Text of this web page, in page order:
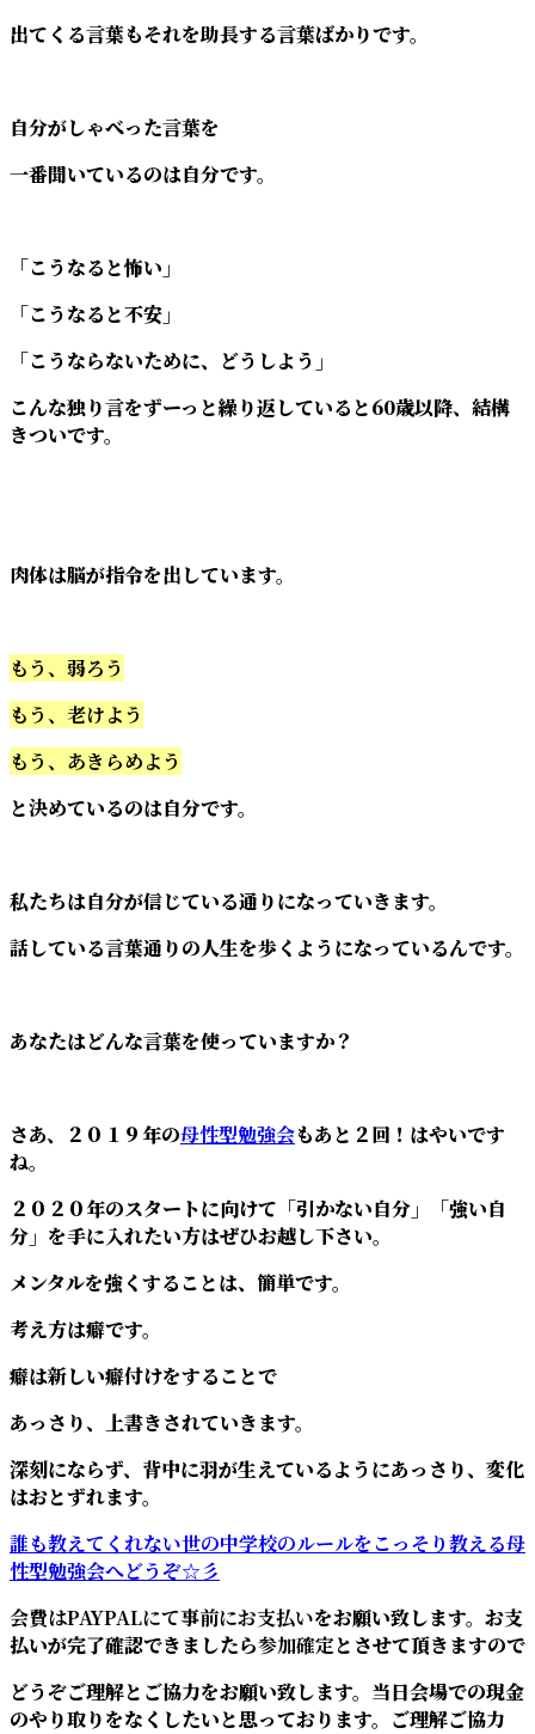
出てくる言葉もそれを助長する言葉ばかりです。
自分がしゃべった言葉を
一番聞いているのは自分です。
「こうなると怖い」
「こうなると不安」
「こうならないために、どうしよう」
こんな独り言をずーっと繰り返していると60歳以降、結構
きついです。
肉体は脳が指令を出しています。
もう、弱ろう
もう、老けよう
もう、あきらめよう
と決めているのは自分です。
私たちは自分が信じている通りになっていきます。
話している言葉通りの人生を歩くようになっているんです。
あなたはどんな言葉を使っていますか？
さあ、２０１９年の母性型勉強会もあと２回！はやいです
ね。
２０２０年のスタートに向けて「引かない自分」「強い自
分」を手に入れたい方はぜひお越し下さい。
メンタルを強くすることは、簡単です。
考え方は癖です。
癖は新しい癖付けをすることで
あっさり、上書きされていきます。
深刻にならず、背中に羽が生えているようにあっさり、変化
はおとずれます。
誰も教えてくれない世の中学校のルールをこっそり教える母
性型勉強会へどうぞ☆彡
会費はPAYPALにて事前にお支払いをお願い致します。お支
払いが完了確認できましたら参加確定とさせて頂きますので
どうぞご理解とご協力をお願い致します。当日会場での現金
のやり取りをなくしたいと思っております。ご理解ご協力